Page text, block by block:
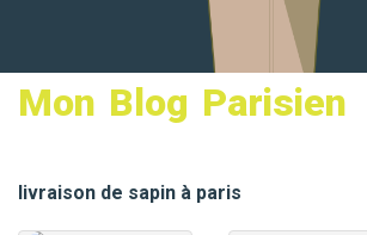
Mon Blog Parisien
livraison de sapin à paris